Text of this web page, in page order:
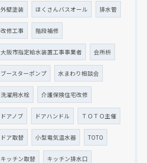
外壁塗装 ほくさんバスオール 排水管
改修工事 階段補修
大阪市指定給水装置工事事業者 会所枡
ブースターポンプ 水まわり相談会
洗濯用水栓 介護保険住宅改修
ドアノブ ドアハンドル ＴＯＴＯ主催
ドア取替 小型電気温水器 TOTO
キッチン取替 キッチン排水口